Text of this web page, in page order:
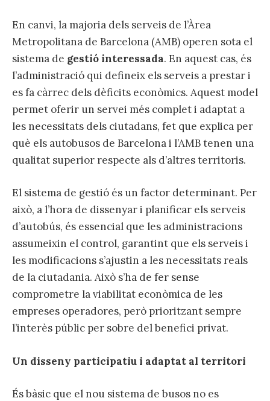
En canvi, la majoria dels serveis de l’Àrea
Metropolitana de Barcelona (AMB) operen sota el
sistema de gestió interessada. En aquest cas, és
l’administració qui defineix els serveis a prestar i
es fa càrrec dels dèficits econòmics. Aquest model
permet oferir un servei més complet i adaptat a
les necessitats dels ciutadans, fet que explica per
què els autobusos de Barcelona i l’AMB tenen una
qualitat superior respecte als d’altres territoris.
El sistema de gestió és un factor determinant. Per
això, a l’hora de dissenyar i planificar els serveis
d’autobús, és essencial que les administracions
assumeixin el control, garantint que els serveis i
les modificacions s’ajustin a les necessitats reals
de la ciutadania. Això s’ha de fer sense
comprometre la viabilitat econòmica de les
empreses operadores, però prioritzant sempre
l’interès públic per sobre del benefici privat.
Un disseny participatiu i adaptat al territori
És bàsic que el nou sistema de busos no es